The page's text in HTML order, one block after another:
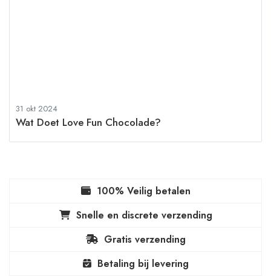
31 okt 2024
Wat Doet Love Fun Chocolade?
100% Veilig betalen
Snelle en discrete verzending
Gratis verzending
Betaling bij levering